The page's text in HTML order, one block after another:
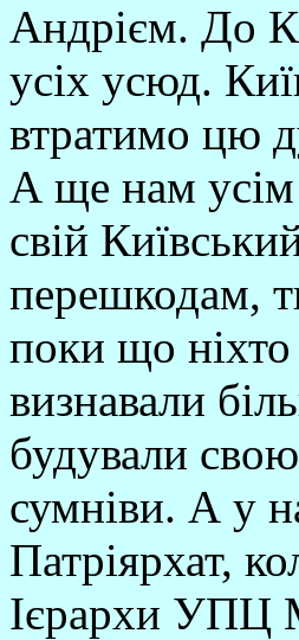
Андрієм. До
усіх усюд.
втратимо цю
А ще нам усім
свій
перешкодам,
поки що ніхто
визнавали
будували
сумніви. А у
Патріярхат,
Ієрархи УПЦ